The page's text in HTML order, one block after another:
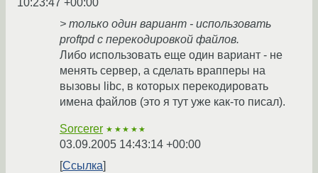
10:23:47 +00:00
> только один вариант - использовать
proftpd с перекодировкой файлов.
Либо использовать еще один вариант - не
менять сервер, а сделать врапперы на
вызовы libc, в которых перекодировать
имена файлов (это я тут уже как-то писал).
Sorcerer ★★★★★
03.09.2005 14:43:14 +00:00
Ссылка